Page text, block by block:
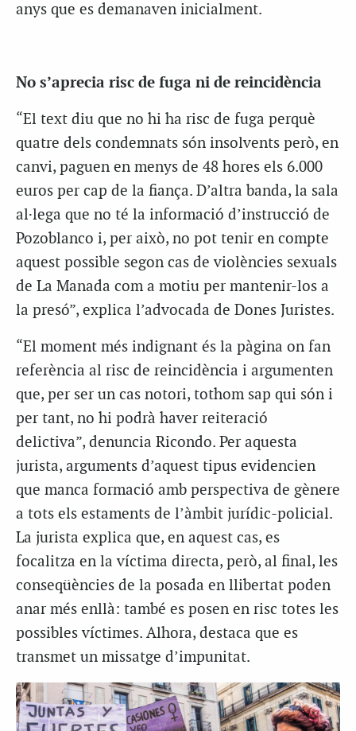
anys que es demanaven inicialment.
No s’aprecia risc de fuga ni de reincidència
“El text diu que no hi ha risc de fuga perquè
quatre dels condemnats són insolvents però, en
canvi, paguen en menys de 48 hores els 6.000
euros per cap de la fiança. D’altra banda, la sala
al·lega que no té la informació d’instrucció de
Pozoblanco i, per això, no pot tenir en compte
aquest possible segon cas de violències sexuals
de La Manada com a motiu per mantenir-los a
la presó”, explica l’advocada de Dones Juristes.
“El moment més indignant és la pàgina on fan
referència al risc de reincidència i argumenten
que, per ser un cas notori, tothom sap qui són i
per tant, no hi podrà haver reiteració
delictiva”, denuncia Ricondo. Per aquesta
jurista, arguments d’aquest tipus evidencien
que manca formació amb perspectiva de gènere
a tots els estaments de l’àmbit jurídic-policial.
La jurista explica que, en aquest cas, es
focalitza en la víctima directa, però, al final, les
conseqüències de la posada en llibertat poden
anar més enllà: també es posen en risc totes les
possibles víctimes. Alhora, destaca que es
transmet un missatge d’impunitat.